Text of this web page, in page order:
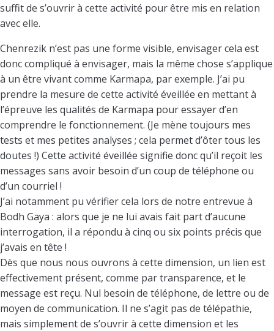
suffit de s’ouvrir à cette activité pour être mis en relation
avec elle.
Chenrezik n’est pas une forme visible, envisager cela est
donc compliqué à envisager, mais la même chose s’applique
à un être vivant comme Karmapa, par exemple. J’ai pu
prendre la mesure de cette activité éveillée en mettant à
l’épreuve les qualités de Karmapa pour essayer d’en
comprendre le fonctionnement. (Je mène toujours mes
tests et mes petites analyses ; cela permet d’ôter tous les
doutes !) Cette activité éveillée signifie donc qu’il reçoit les
messages sans avoir besoin d’un coup de téléphone ou
d’un courriel !
J’ai notamment pu vérifier cela lors de notre entrevue à
Bodh Gaya : alors que je ne lui avais fait part d’aucune
interrogation, il a répondu à cinq ou six points précis que
j’avais en tête !
Dès que nous nous ouvrons à cette dimension, un lien est
effectivement présent, comme par transparence, et le
message est reçu. Nul besoin de téléphone, de lettre ou de
moyen de communication. Il ne s’agit pas de télépathie,
mais simplement de s’ouvrir à cette dimension et les